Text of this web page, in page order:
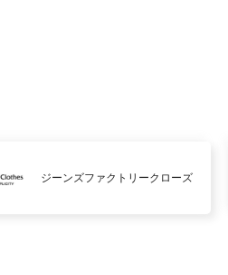
ジーンズファクトリークローズ